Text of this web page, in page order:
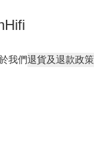
我們退貨及退款政策